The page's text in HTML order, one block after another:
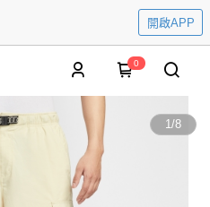
開啟APP
0
1/8